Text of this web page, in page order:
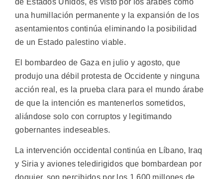
una humillación permanente y la expansión de los
asentamientos continúa eliminando la posibilidad
de un Estado palestino viable.
El bombardeo de Gaza en julio y agosto, que
produjo una débil protesta de Occidente y ninguna
acción real, es la prueba clara para el mundo árabe
de que la intención es mantenerlos sometidos,
aliándose solo con corruptos y legitimando
gobernantes indeseables.
La intervención occidental continúa en Líbano, Iraq
y Siria y aviones teledirigidos que bombardean por